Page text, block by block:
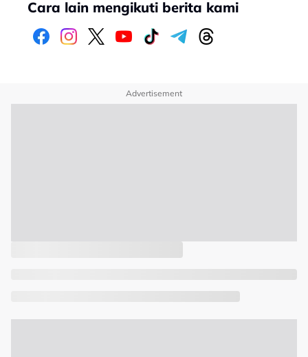
Cara lain mengikuti berita kami
Advertisement